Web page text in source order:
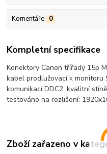
Komentáře 0
Kompletní specifikace
Konektory Canon třířadý 15p
kabel prodlužovací k monitoru
komunikací DDC2, kvalitní
testováno na rozlišení:
Zboží zařazeno v